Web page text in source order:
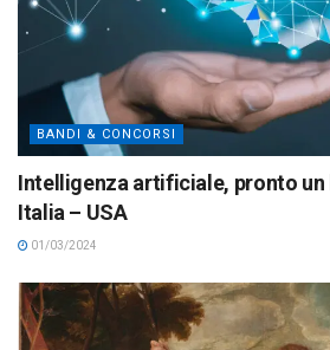
BANDI & CONCORSI
Intelligenza artificiale, pronto
Italia – USA
01/03/2024